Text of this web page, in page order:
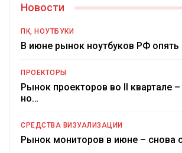
Новости
ПК, НОУТБУКИ
В июне рынок ноутбуков РФ опять
ПРОЕКТОРЫ
Рынок проекторов во II квартале
но…
СРЕДСТВА ВИЗУАЛИЗАЦИИ
Рынок мониторов в июне – снова